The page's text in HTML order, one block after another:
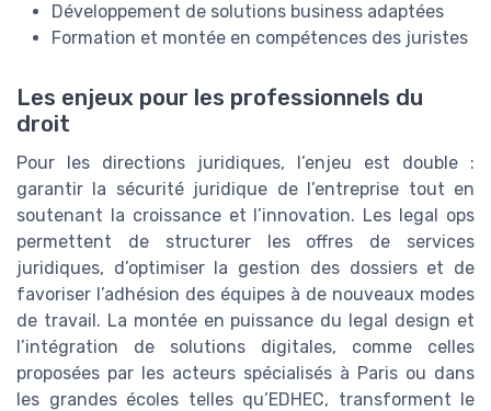
Développement de solutions business adaptées
Formation et montée en compétences des juristes
Les enjeux pour les professionnels du
droit
Pour les directions juridiques, l’enjeu est double :
garantir la sécurité juridique de l’entreprise tout en
soutenant la croissance et l’innovation. Les legal ops
permettent de structurer les offres de services
juridiques, d’optimiser la gestion des dossiers et de
favoriser l’adhésion des équipes à de nouveaux modes
de travail. La montée en puissance du legal design et
l’intégration de solutions digitales, comme celles
proposées par les acteurs spécialisés à Paris ou dans
les grandes écoles telles qu’EDHEC, transforment le